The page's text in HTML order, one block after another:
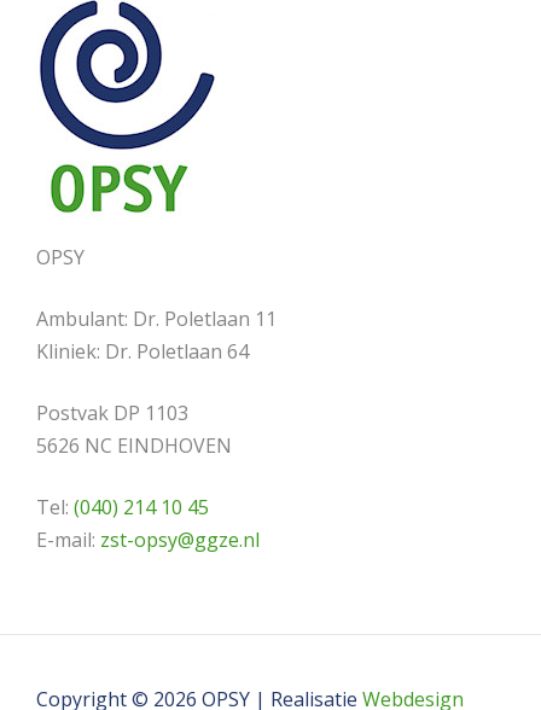
OPSY
Ambulant: Dr. Poletlaan 11
Kliniek: Dr. Poletlaan 64
Postvak DP 1103
5626 NC EINDHOVEN
Tel: (040) 214 10 45
E-mail: zst-opsy@ggze.nl
Copyright © 2026 OPSY | Realisatie Webdesign